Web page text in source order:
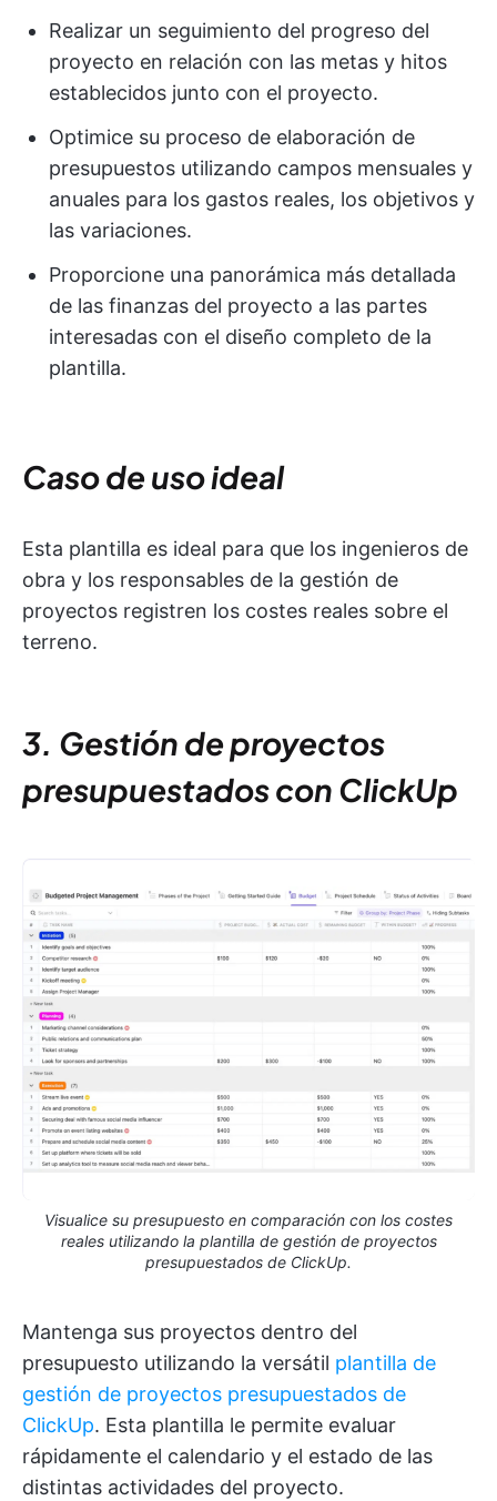
Realizar un seguimiento del progreso del
proyecto en relación con las metas y hitos
establecidos junto con el proyecto.
Optimice su proceso de elaboración de
presupuestos utilizando campos mensuales y
anuales para los gastos reales, los objetivos y
las variaciones.
Proporcione una panorámica más detallada
de las finanzas del proyecto a las partes
interesadas con el diseño completo de la
plantilla.
Caso de uso ideal
Esta plantilla es ideal para que los ingenieros de
obra y los responsables de la gestión de
proyectos registren los costes reales sobre el
terreno.
3. Gestión de proyectos
presupuestados con ClickUp
Visualice su presupuesto en comparación con los costes
reales utilizando la plantilla de gestión de proyectos
presupuestados de ClickUp.
Mantenga sus proyectos dentro del
presupuesto utilizando la versátil plantilla de
gestión de proyectos presupuestados de
ClickUp. Esta plantilla le permite evaluar
rápidamente el calendario y el estado de las
distintas actividades del proyecto.